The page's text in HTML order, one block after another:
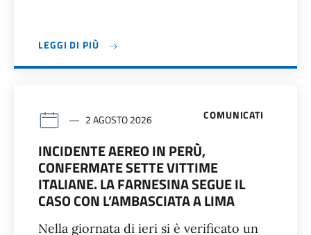
LEGGI DI PIÙ
COMUNICATI
2 AGOSTO 2026
INCIDENTE AEREO IN PERÙ,
CONFERMATE SETTE VITTIME
ITALIANE. LA FARNESINA SEGUE IL
CASO CON L’AMBASCIATA A LIMA
Nella giornata di ieri si è verificato un